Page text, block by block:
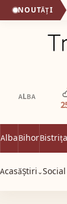
NOUTĂȚI
ALBA
AlbaBihor
AcasăȘtiri ⌄Social